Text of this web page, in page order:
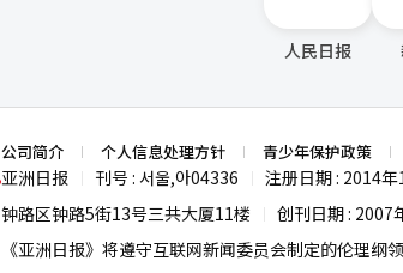
人民日报
公司简介 个人信息处理方针 青少年保护政策
亚洲日报 刊号 : 서울,아04336 注册日期 : 2014
钟路区钟路5街13号三共大厦11楼
创刊日期 : 2007
《亚洲日报》将遵守互联网新闻委员会制定的伦理纲领